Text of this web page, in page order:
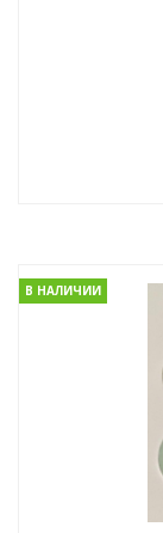
В НАЛИЧИИ